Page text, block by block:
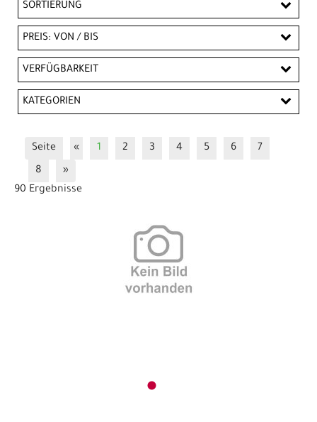
SORTIERUNG
PREIS: VON / BIS
EUR
VERFÜGBARKEIT
KATEGORIEN
Seite « 1 2 3 4 5 6
7
8
»
90 Ergebnisse